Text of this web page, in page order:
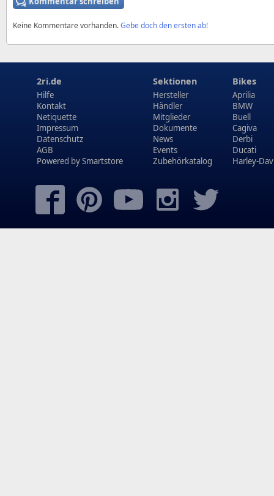
Keine Kommentare vorhanden.Gebe doch den ersten ab!
2ri.de
Hilfe
Kontakt
Netiquette
Impressum
Datenschutz
AGB
Powered bySmartstore
Sektionen
Hersteller
Händler
Mitglieder
Dokumente
News
Events
Zubehörkatalog
Bikes
Aprilia
BMW
Buell
Cagiva
Derbi
Ducati
Harley-